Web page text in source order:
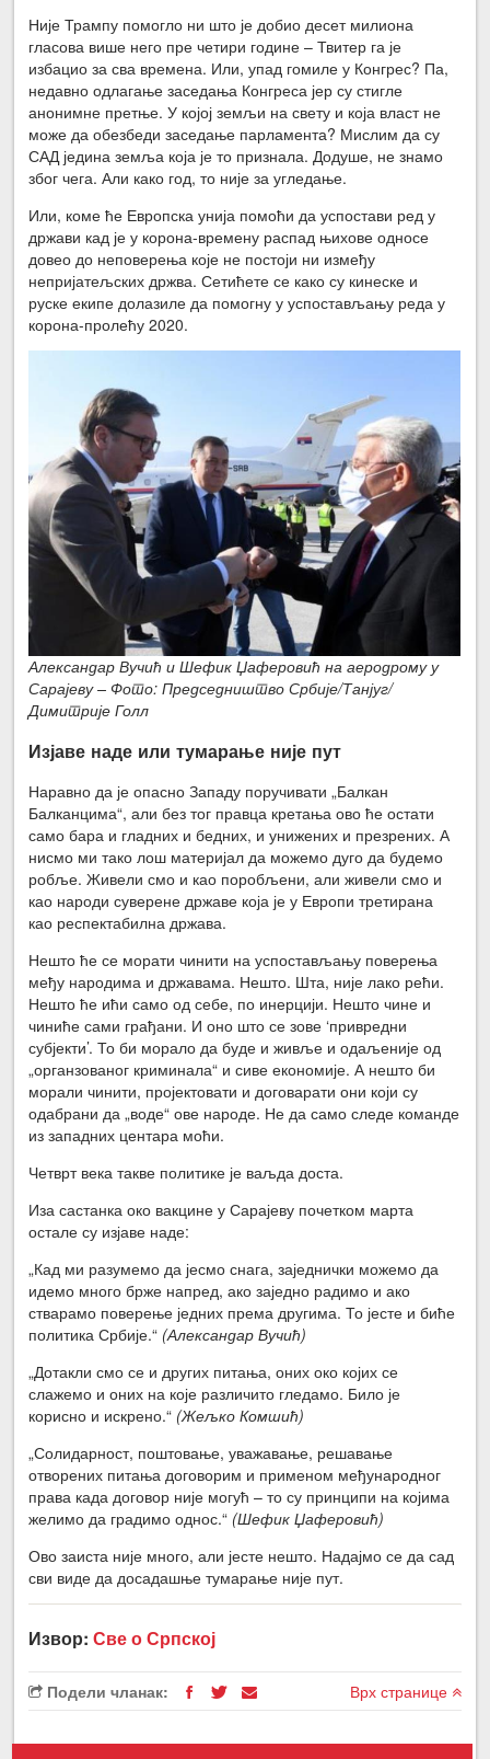
Није Трампу помогло ни што је добио десет милиона
гласова више него пре четири године – Твитер га је
избацио за сва времена. Или, упад гомиле у Конгрес? Па,
недавно одлагање заседања Конгреса јер су стигле
анонимне претње. У којој земљи на свету и која власт не
може да обезбеди заседање парламента? Мислим да су
САД једина земља која је то признала. Додуше, не знамо
због чега. Али како год, то није за угледање.
Или, коме ће Европска унија помоћи да успостави ред у
држави кад је у корона-времену распад њихове односе
довео до неповерења које не постоји ни између
непријатељских држва. Сетићете се како су кинеске и
руске екипе долазиле да помогну у успостављању реда у
корона-пролећу 2020.
Александар Вучић и Шефик Џаферовић на аеродрому у
Сарајеву – Фото: Председништво Србије/Танјуг/
Димитрије Голл
Изјаве наде или тумарање није пут
Наравно да је опасно Западу поручивати „Балкан
Балканцима“, али без тог правца кретања ово ће остати
само бара и гладних и бедних, и унижених и презрених. А
нисмо ми тако лош материјал да можемо дуго да будемо
робље. Живели смо и као поробљени, али живели смо и
као народи суверене државе која је у Европи третирана
као респектабилна држава.
Нешто ће се морати чинити на успостављању поверења
међу народима и државама. Нешто. Шта, није лако рећи.
Нешто ће ићи само од себе, по инерцији. Нешто чине и
чиниће сами грађани. И оно што се зове ‘привредни
субјекти’. То би морало да буде и живље и одаљеније од
„органзованог криминала“ и сиве економије. А нешто би
морали чинити, пројектовати и договарати они који су
одабрани да „воде“ ове народе. Не да само следе команде
из западних центара моћи.
Четврт века такве политике је ваљда доста.
Иза састанка око вакцине у Сарајеву почетком марта
остале су изјаве наде:
„Кад ми разумемо да јесмо снага, заједнички можемо да
идемо много брже напред, ако заједно радимо и ако
стварамо поверење једних према другима. То јесте и биће
политика Србије.“ (Александар Вучић)
„Дотакли смо се и других питања, оних око којих се
слажемо и оних на које различито гледамо. Било је
корисно и искрено.“ (Жељко Комшић)
„Солидарност, поштовање, уважавање, решавање
отворених питања договорим и применом међународног
права када договор није могућ – то су принципи на којима
желимо да градимо однос.“ (Шефик Џаферовић)
Ово заиста није много, али јесте нешто. Надајмо се да сад
сви виде да досадашње тумарање није пут.
Извор:Све о Српској
Подели чланак: Врх странице